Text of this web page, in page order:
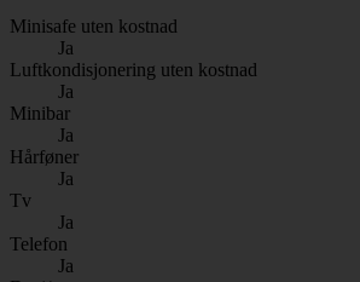
Minisafe uten kostnad
Ja
Luftkondisjonering uten kostnad
Ja
Minibar
Ja
Hårføner
Ja
Tv
Ja
Telefon
Ja